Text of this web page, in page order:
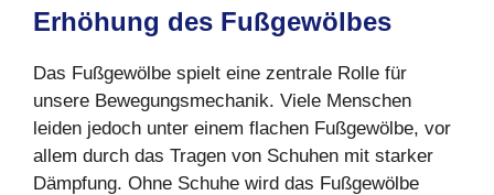
Erhöhung des Fußgewölbes
Das Fußgewölbe spielt eine zentrale Rolle für
unsere Bewegungsmechanik. Viele Menschen
leiden jedoch unter einem flachen Fußgewölbe, vor
allem durch das Tragen von Schuhen mit starker
Dämpfung. Ohne Schuhe wird das Fußgewölbe